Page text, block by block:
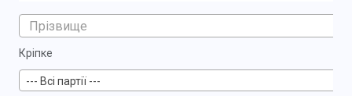
Кріпке
--- Всі партії ---